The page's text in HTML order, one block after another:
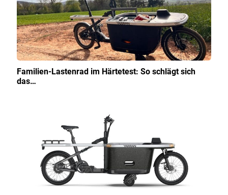
Familien-Lastenrad im Härtetest: So schlägt sich
das…